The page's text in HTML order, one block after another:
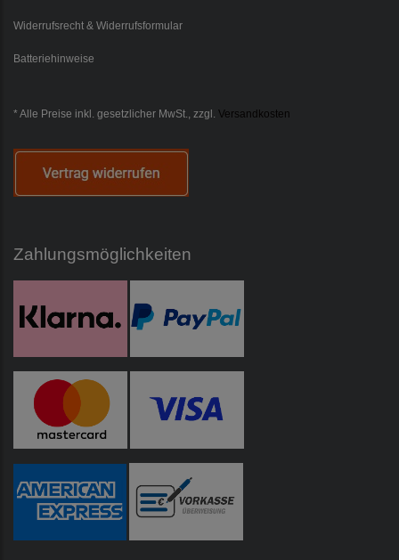
Widerrufsrecht & Widerrufsformular
Batteriehinweise
* Alle Preise inkl. gesetzlicher MwSt., zzgl. Versandkosten
Zahlungsmöglichkeiten